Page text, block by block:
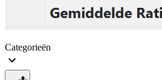
Categorieën